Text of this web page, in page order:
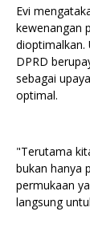
Evi
kewenangan
dioptimalkan.
DPRD
sebagai
optimal.
"Terutama
bukan hanya
permukaan
langsung